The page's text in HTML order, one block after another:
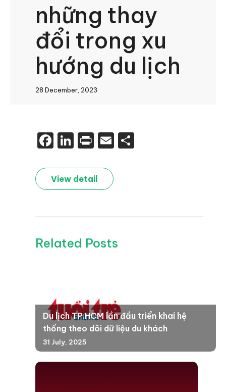
những thay
đổi trong xu
hướng du lịch
28 December, 2023
Facebook
LinkedIn
PrintEmail
View detail
Related Posts
Du lịch TP.HCM lần đầu triển khai hệ
thống theo dõi dữ liệu du khách
31 July, 2025